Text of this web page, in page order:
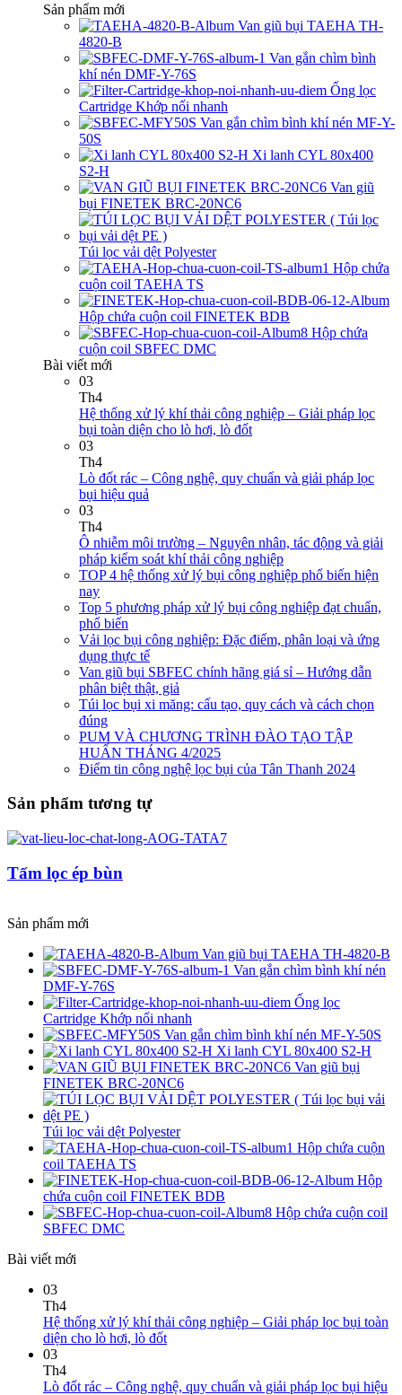
Sản phẩm mới
Van giũ bụi TAEHA TH-
4820-B
Van gắn chìm bình
khí nén DMF-Y-76S
Ống lọc
Cartridge Khớp nối nhanh
Van gắn chìm bình khí nén MF-Y-
50S
Xi lanh CYL 80x400
S2-H
Van giũ
bụi FINETEK BRC-20NC6
Túi lọc vải dệt Polyester
Hộp chứa
cuộn coil TAEHA TS
Hộp chứa cuộn coil FINETEK BDB
Hộp chứa
cuộn coil SBFEC DMC
Bài viết mới
03
Th4
Hệ thống xử lý khí thải công nghiệp – Giải pháp lọc
bụi toàn diện cho lò hơi, lò đốt
03
Th4
Lò đốt rác – Công nghệ, quy chuẩn và giải pháp lọc
bụi hiệu quả
03
Th4
Ô nhiễm môi trường – Nguyên nhân, tác động và giải
pháp kiểm soát khí thải công nghiệp
TOP 4 hệ thống xử lý bụi công nghiệp phổ biến hiện
nay
Top 5 phương pháp xử lý bụi công nghiệp đạt chuẩn,
phổ biến
Vải lọc bụi công nghiệp: Đặc điểm, phân loại và ứng
dụng thực tế
Van giũ bụi SBFEC chính hãng giá sỉ – Hướng dẫn
phân biệt thật, giả
Túi lọc bụi xi măng: cấu tạo, quy cách và cách chọn
đúng
PUM VÀ CHƯƠNG TRÌNH ĐÀO TẠO TẬP
HUẤN THÁNG 4/2025
Điểm tin công nghệ lọc bụi của Tân Thanh 2024
Sản phẩm tương tự
Tấm lọc ép bùn
Sản phẩm mới
Van giũ bụi TAEHA TH-4820-B
Van gắn chìm bình khí nén
DMF-Y-76S
Ống lọc
Cartridge Khớp nối nhanh
Van gắn chìm bình khí nén MF-Y-50S
Xi lanh CYL 80x400 S2-H
Van giũ bụi
FINETEK BRC-20NC6
Túi lọc vải dệt Polyester
Hộp chứa cuộn
coil TAEHA TS
Hộp
chứa cuộn coil FINETEK BDB
Hộp chứa cuộn coil
SBFEC DMC
Bài viết mới
03
Th4
Hệ thống xử lý khí thải công nghiệp – Giải pháp lọc bụi toàn
diện cho lò hơi, lò đốt
03
Th4
Lò đốt rác – Công nghệ, quy chuẩn và giải pháp lọc bụi hiệu